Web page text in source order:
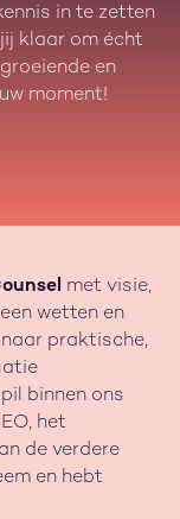
in te zetten
klaar om écht
en
moment!
met visie,
wetten en
praktische,
binnen ons
het
de verdere
en hebt